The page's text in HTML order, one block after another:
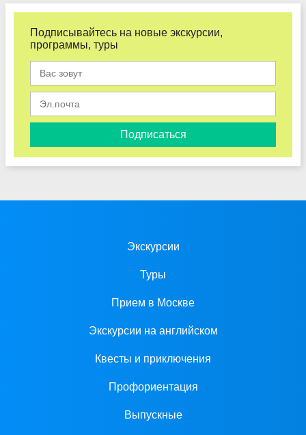
Подписывайтесь на новые экскурсии,
программы, туры
Подписаться
Экскурсии
Туры
Прием в Москве
Экскурсии на английском
Квесты и приключения
Профориентация
Выпускные